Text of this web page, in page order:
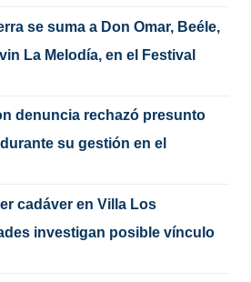
se suma a Don Omar, Beéle,
La Melodía, en el Festival
denuncia rechazó presunto
su gestión en el
cadáver en Villa Los
investigan posible vínculo